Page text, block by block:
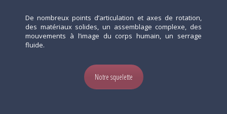
De nombreux points d’articulation et axes de rotation,
des matériaux solides, un assemblage complexe, des
mouvements à l’image du corps humain, un serrage
fluide.
Notre squelette